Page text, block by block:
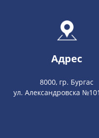
Адрес
8000, гр. Бургас
ул. Александровска